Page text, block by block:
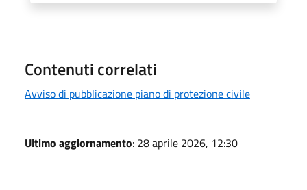
Contenuti correlati
Avviso di pubblicazione piano di protezione civile
Ultimo aggiornamento: 28 aprile 2026, 12:30